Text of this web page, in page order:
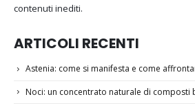
contenuti inediti.
ARTICOLI RECENTI
Astenia: come si manifesta e come
Noci: un concentrato naturale di composti